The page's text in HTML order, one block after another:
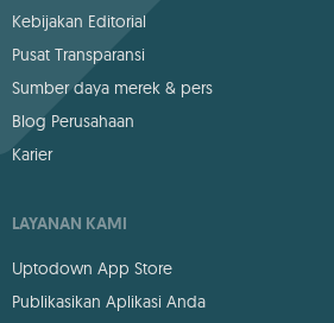
Kebijakan Editorial
Pusat Transparansi
Sumber daya merek & pers
Blog Perusahaan
Karier
LAYANAN KAMI
Uptodown App Store
Publikasikan Aplikasi Anda